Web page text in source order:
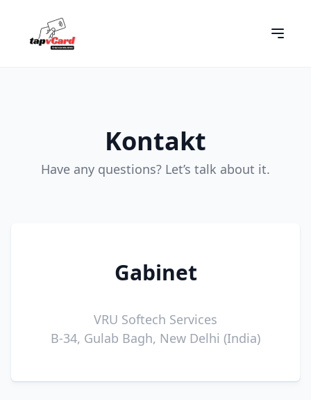
Kontakt
Have any questions? Let’s talk about it.
Gabinet
VRU Softech Services
B-34, Gulab Bagh, New Delhi (India)